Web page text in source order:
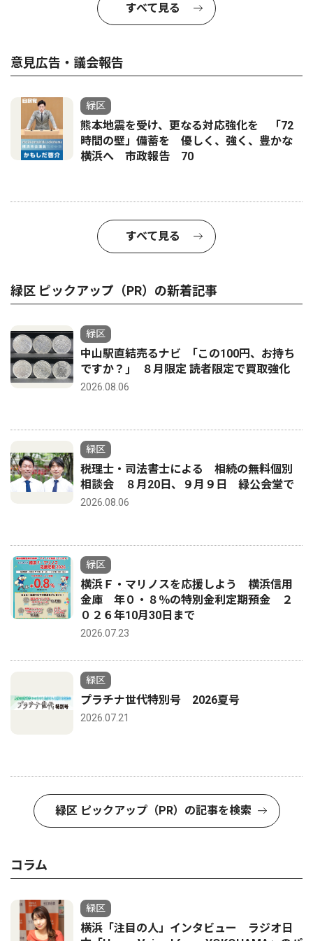
すべて見る
意見広告・議会報告
緑区
熊本地震を受け、更なる対応強化を 「72
時間の壁」備蓄を 優しく、強く、豊かな
横浜へ 市政報告 70
すべて見る
緑区 ピックアップ（PR）の新着記事
緑区
中山駅直結売るナビ ｢この100円、お持ち
ですか？｣ ８月限定 読者限定で買取強化
2026.08.06
緑区
税理士・司法書士による 相続の無料個別
相談会 ８月20日、９月９日 緑公会堂で
2026.08.06
緑区
横浜Ｆ・マリノスを応援しよう 横浜信用
金庫 年０・８％の特別金利定期預金 ２
０２６年10月30日まで
2026.07.23
緑区
プラチナ世代特別号 2026夏号
2026.07.21
緑区 ピックアップ（PR）の記事を検索
コラム
緑区
横浜「注目の人」インタビュー ラジオ日